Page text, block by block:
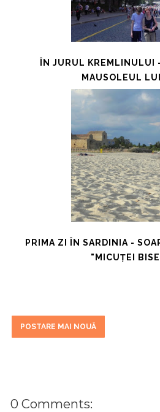
ÎN JURUL KREMLINULUI
MAUSOLEUL
PRIMA ZI ÎN SARDINIA -
"MICUȚEI
POSTARE MAI NOUĂ
0 Comments: